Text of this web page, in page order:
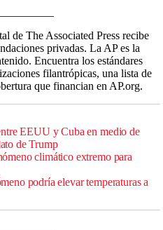
de The Associated Press recibe
privadas. La AP es la
Encuentra los estándares
filantrópicas, una lista de
que financian en AP.org.
EEUU y Cuba en medio de
de Trump
climático extremo para
podría elevar temperaturas a